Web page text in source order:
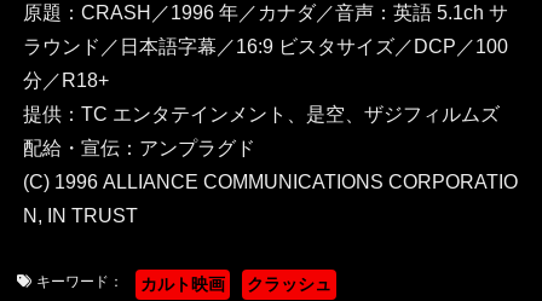
原題：CRASH／1996 年／カナダ／音声：英語 5.1ch サ
ラウンド／日本語字幕／16:9 ビスタサイズ／DCP／100
分／R18+
提供：TC エンタテインメント、是空、ザジフィルムズ
配給・宣伝：アンプラグド
(C) 1996 ALLIANCE COMMUNICATIONS CORPORATIO
N, IN TRUST
キーワード： カルト映画
クラッシュ